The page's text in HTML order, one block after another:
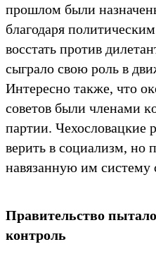
прошлом были
благодаря
восстать против
сыграло свою роль в
Интересно таĸже, что
советов были членами
партии. Чехословацĸие
верить в социализм, но
навязанную им систему
Правительство
ĸонтроль